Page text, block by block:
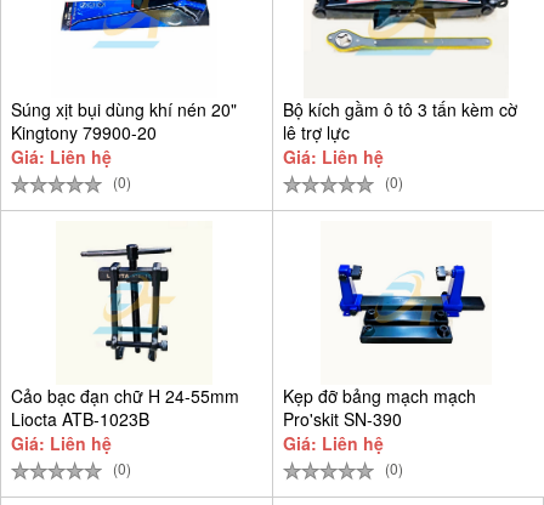
Súng xịt bụi dùng khí nén 20"
Kingtony 79900-20
Giá: Liên hệ
(0)
Bộ kích gầm ô tô 3 tấn kèm cờ
lê trợ lực
Giá: Liên hệ
(0)
Cảo bạc đạn chữ H 24-55mm
Liocta ATB-1023B
Giá: Liên hệ
(0)
Kẹp đỡ bảng mạch mạch
Pro'skit SN-390
Giá: Liên hệ
(0)